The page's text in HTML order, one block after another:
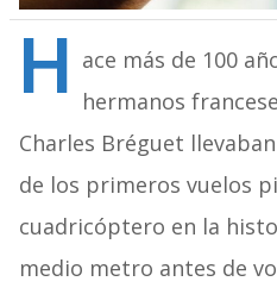
H ace más de 100
hermanos
Charles Bréguet
de los primeros vuelos
cuadricóptero en la
medio metro antes de